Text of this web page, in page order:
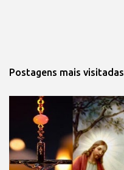
Postagens mais visitadas